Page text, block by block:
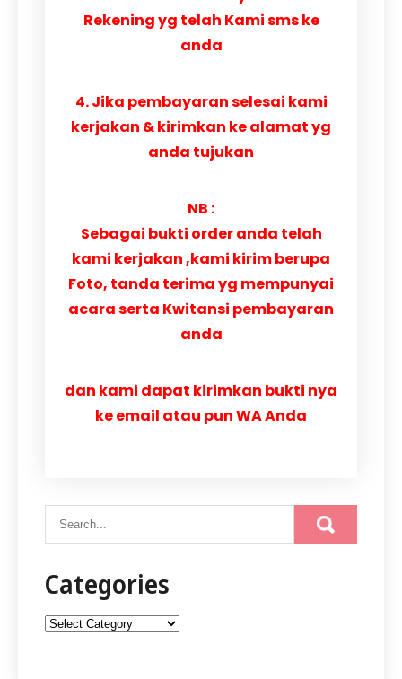
Rekening yg telah Kami sms ke
anda
4. Jika pembayaran selesai kami
kerjakan & kirimkan ke alamat yg
anda tujukan
NB :
Sebagai bukti order anda telah
kami kerjakan ,kami kirim berupa
Foto, tanda terima yg mempunyai
acara serta Kwitansi pembayaran
anda
dan kami dapat kirimkan bukti nya
ke email atau pun WA Anda
Categories
Categories